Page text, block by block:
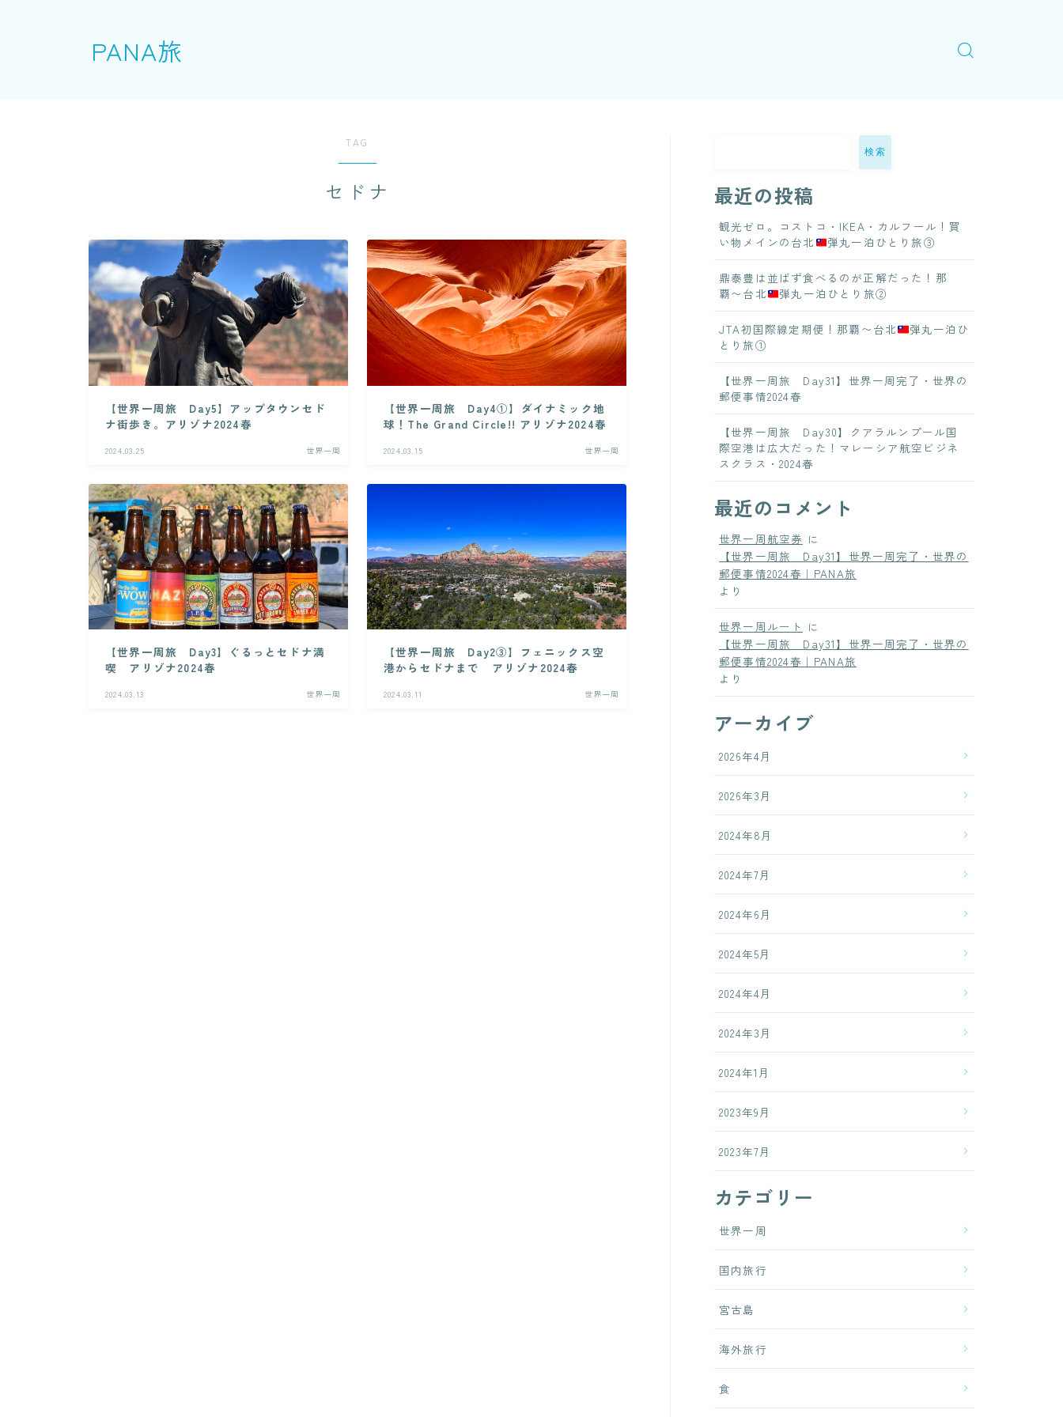
PANA旅
TAG
セドナ
【世界一周旅 Day5】アップタウンセド
ナ街歩き。アリゾナ2024春
2024.03.25 世界一周
【世界一周旅 Day4①】ダイナミック地
球！The Grand Circle!! アリゾナ2024春
2024.03.15 世界一周
【世界一周旅 Day3】ぐるっとセドナ満
喫 アリゾナ2024春
2024.03.13 世界一周
【世界一周旅 Day2③】フェニックス空
港からセドナまで アリゾナ2024春
2024.03.11 世界一周
検索
最近の投稿
観光ゼロ。コストコ・IKEA・カルフール！買
い物メインの台北
弾丸一泊ひとり旅③
鼎泰豊は並ばず食べるのが正解だった！那
覇〜台北
弾丸一泊ひとり旅②
JTA初国際線定期便！那覇〜台北
弾丸一泊ひ
とり旅①
【世界一周旅 Day31】世界一周完了・世界の
郵便事情2024春
【世界一周旅 Day30】クアラルンプール国
際空港は広大だった！マレーシア航空ビジネ
スクラス・2024春
最近のコメント
世界一周航空券 に
【世界一周旅 Day31】世界一周完了・世界の
郵便事情2024春｜PANA旅
より
世界一周ルート に
【世界一周旅 Day31】世界一周完了・世界の
郵便事情2024春｜PANA旅
より
アーカイブ
2026年4月
2026年3月
2024年8月
2024年7月
2024年6月
2024年5月
2024年4月
2024年3月
2024年1月
2023年9月
2023年7月
カテゴリー
世界一周
国内旅行
宮古島
海外旅行
食